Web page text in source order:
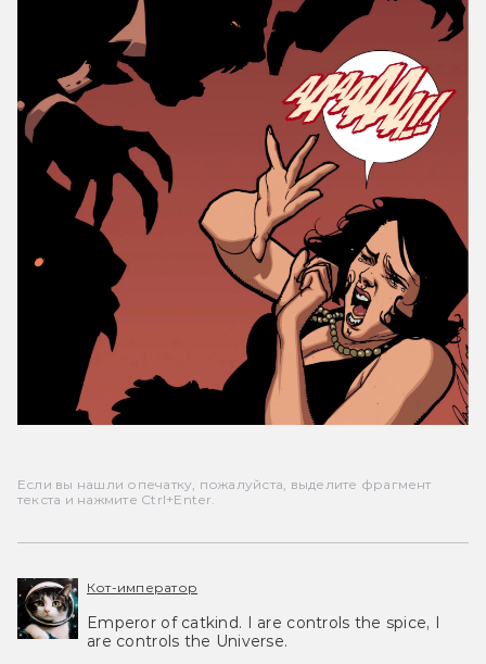
Если вы нашли опечатку, пожалуйста, выделите фрагмент
текста и нажмите Ctrl+Enter.
Кот-император
Emperor of catkind. I are controls the spice, I
are controls the Universe.